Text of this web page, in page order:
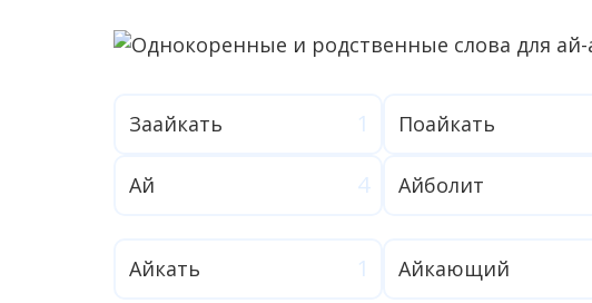
Заайкать Поайкать
Ай Айболит
Айкать Айкающий